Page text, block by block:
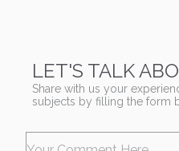
LET'S TALK
Share with us your
subjects by filling the form